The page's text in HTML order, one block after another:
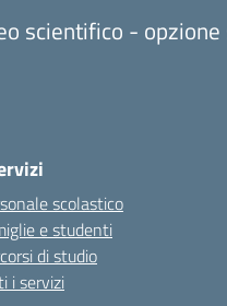
scientifico -
scolastico
e studenti
di studio
i servizi